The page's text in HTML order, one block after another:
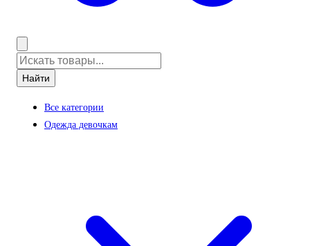
Найти
Все категории
Одежда девочкам